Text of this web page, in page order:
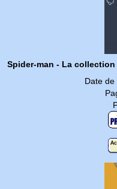
Spider-man - La
Date de